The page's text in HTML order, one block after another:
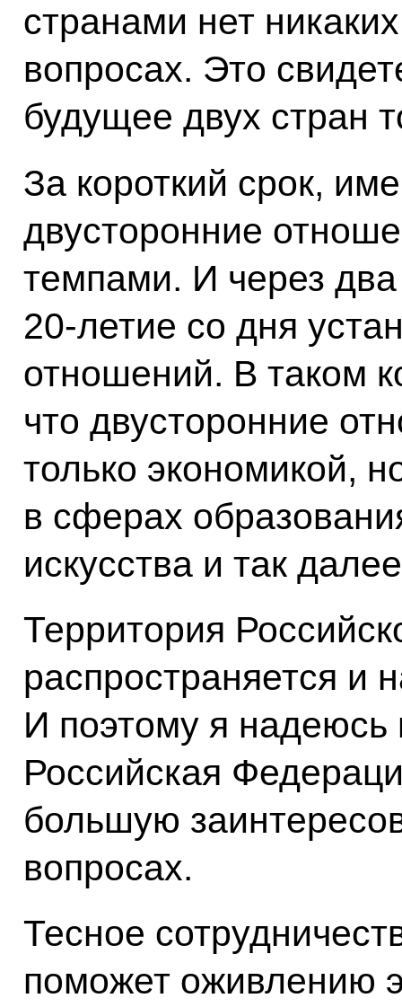
странами нет
вопросах. Это
будущее двух стран
За короткий срок,
двусторонние
темпами. И через
20-летие со дня
отношений. В таком
что двусторонние
только экономикой,
в сферах
искусства и так
Территория
распространяется и
И поэтому я
Российская
большую
вопросах.
Тесное
поможет оживлению